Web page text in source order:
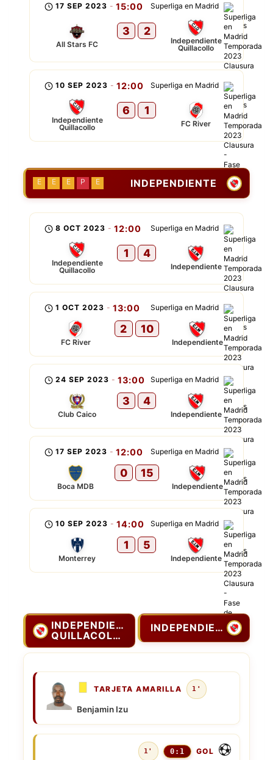
Superliga en Madrid
17 SEP 2023 - 15:00
All Stars FC
3 2
Independiente
Quillacollo
Superliga en Madrid
10 SEP 2023 - 12:00
Independiente
Quillacollo
6 1
FC River
INDEPENDIENTE
E E E P E
Superliga en Madrid
8 OCT 2023 - 12:00
Independiente
Quillacollo
1 4
Independiente
Superliga en Madrid
1 OCT 2023 - 13:00
FC River
2 10
Independiente
Superliga en Madrid
24 SEP 2023 - 13:00
Club Caico
3 4
Independiente
Superliga en Madrid
17 SEP 2023 - 12:00
Boca MDB
0 15
Independiente
Superliga en Madrid
10 SEP 2023 - 14:00
Monterrey
1 5
Independiente
INDEPENDIENTE
QUILLACOLLO
INDEPENDIENTE
TARJETA AMARILLA 1'
Benjamin Izu
1' 0:1 GOL